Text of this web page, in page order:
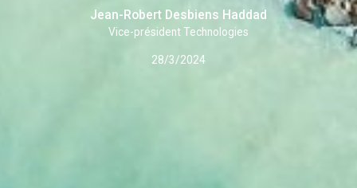
Jean-Robert Desbiens Haddad
Vice-président Technologies
28/3/2024